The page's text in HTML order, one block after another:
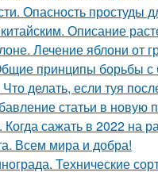
Опасность простуды
Описание
Лечение яблони от
принципы борьбы с
делать, если туя
статьи в новую
сажать в 2022 на
Всем мира и добра!
Технические